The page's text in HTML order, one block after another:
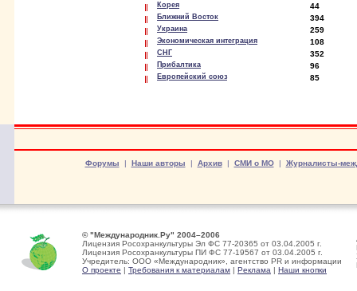
Корея 44
Ближний Восток 394
Украина 259
Экономическая интеграция 108
СНГ 352
Прибалтика 96
Европейский союз 85
Форумы | Наши авторы | Архив| СМИ о МО| Журналисты-
© "Международник.Ру" 2004–2006
Лицензия Росохранкультуры Эл ФС 77-20365 от 03.04.2005 г.
Лицензия Росохранкультуры ПИ ФС 77-19567 от 03.04.2005 г.
Учредитель: ООО «Международник», агентство PR и информации
О проекте | Требования к материалам | Реклама | Наши кнопки